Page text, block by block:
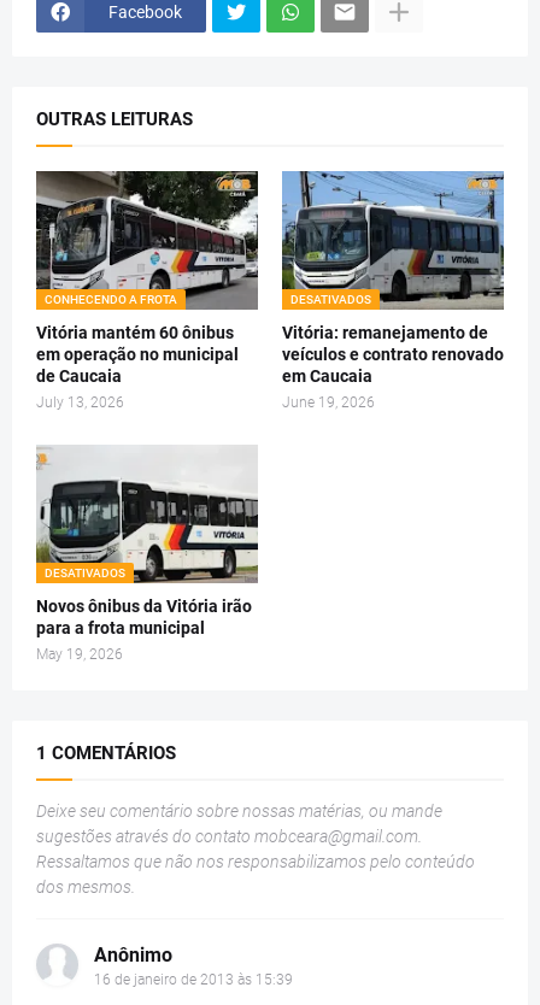
Facebook
OUTRAS LEITURAS
CONHECENDO A FROTA
Vitória mantém 60 ônibus
em operação no municipal
de Caucaia
July 13, 2026
DESATIVADOS
Vitória: remanejamento de
veículos e contrato renovado
em Caucaia
June 19, 2026
DESATIVADOS
Novos ônibus da Vitória irão
para a frota municipal
May 19, 2026
1 COMENTÁRIOS
Deixe seu comentário sobre nossas matérias, ou mande
sugestões através do contato mobceara@gmail.com.
Ressaltamos que não nos responsabilizamos pelo conteúdo
dos mesmos.
Anônimo
16 de janeiro de 2013 às 15:39